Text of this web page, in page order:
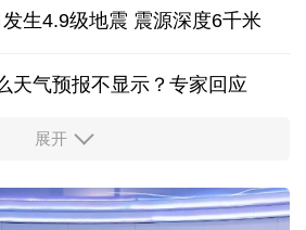
生4.9级地震 震源深度6千米
天气预报不显示？专家回应
融打出“组合拳”
绩单出炉 见证产业提质跃迁
展开